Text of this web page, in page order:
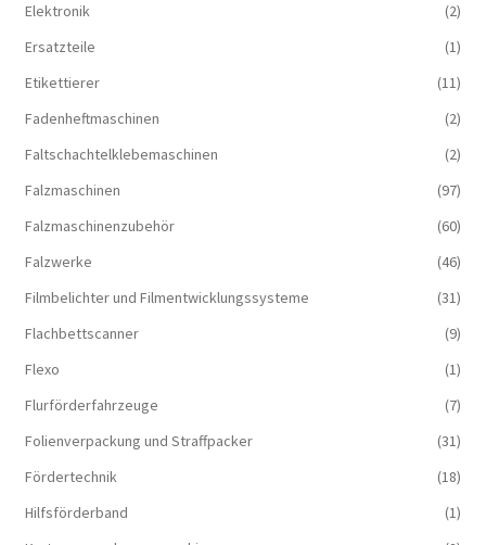
Elektronik
(2)
Ersatzteile
(1)
Etikettierer
(11)
Fadenheftmaschinen
(2)
Faltschachtelklebemaschinen
(2)
Falzmaschinen
(97)
Falzmaschinenzubehör
(60)
Falzwerke
(46)
Filmbelichter und Filmentwicklungssysteme
(31)
Flachbettscanner
(9)
Flexo
(1)
Flurförderfahrzeuge
(7)
Folienverpackung und Straffpacker
(31)
Fördertechnik
(18)
Hilfsförderband
(1)